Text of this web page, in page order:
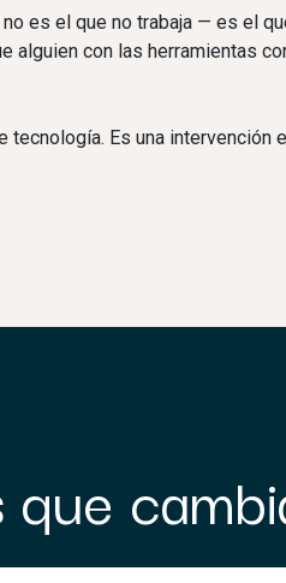
es el que no trabaja — es el
alguien con las herramientas
tecnología. Es una intervención